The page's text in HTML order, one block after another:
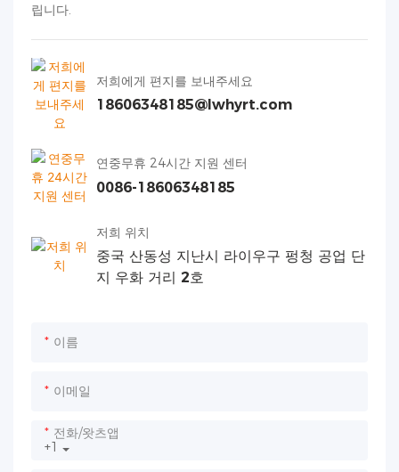
립니다.
저희에게 편지를 보내주세요
18606348185@lwhyrt.com
연중무휴 24시간 지원 센터
0086-18606348185
저희 위치
중국 산동성 지난시 라이우구 펑청 공업 단
지 우화 거리 2호
이름
이메일
+1
전화/왓츠앱